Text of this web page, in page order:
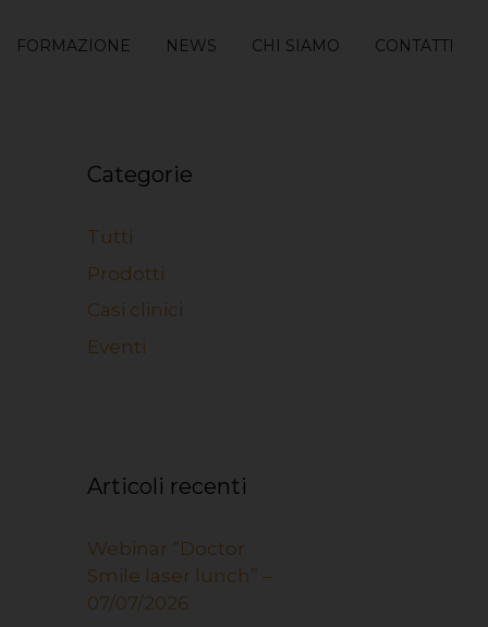
FORMAZIONE NEWS CHI SIAMO CONTATTI
Categorie
Tutti
Prodotti
Casi clinici
Eventi
Articoli recenti
Webinar “Doctor
Smile laser lunch” –
07/07/2026